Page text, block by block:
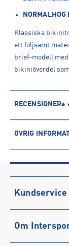
NORMALHÖG
Klassiska
ett följsamt
brief-modell
bikiniöverdel
RECENSIONER
ÖVRIG
Produktnummer:
Leverantörens
Artikelnummer:
Tillverkaradress
Kontakt
Kundservice
Vanliga frågor &
Om